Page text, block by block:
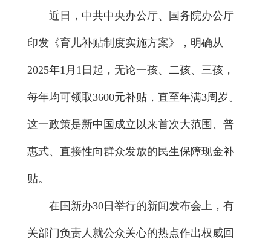
近日，中共中央办公厅、国务院办公厅
印发《育儿补贴制度实施方案》，明确从
2025年1月1日起，无论一孩、二孩、三孩，
每年均可领取3600元补贴，直至年满3周岁。
这一政策是新中国成立以来首次大范围、普
惠式、直接性向群众发放的民生保障现金补
贴。
在国新办30日举行的新闻发布会上，有
关部门负责人就公众关心的热点作出权威回